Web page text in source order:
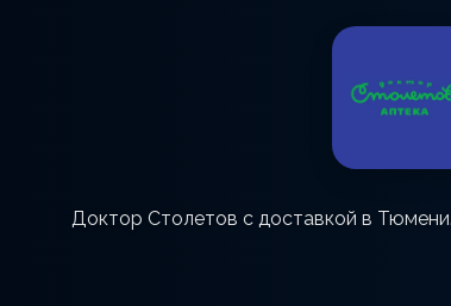
Доктор Столетов с доставкой в